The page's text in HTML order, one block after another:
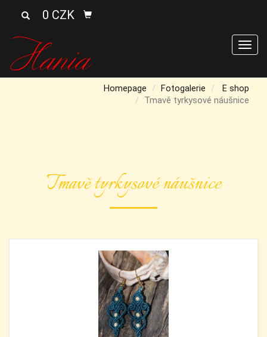
0 CZK
Homepage Fotogalerie
E shop
Tmavě tyrkysové náušnice
Tmavě tyrkysové náušnice